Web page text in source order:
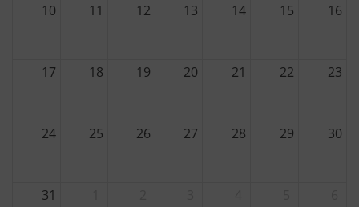
10 11 12 13 14 15 16
17 18 19 20 21 22 23
24 25 26 27 28 29 30
31